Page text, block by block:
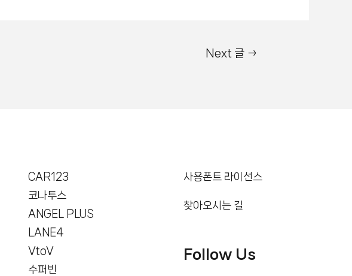
Next 글 →
CAR123
코나투스
ANGEL PLUS
LANE4
VtoV
수퍼빈
사용폰트 라이선스
찾아오시는 길
Follow Us